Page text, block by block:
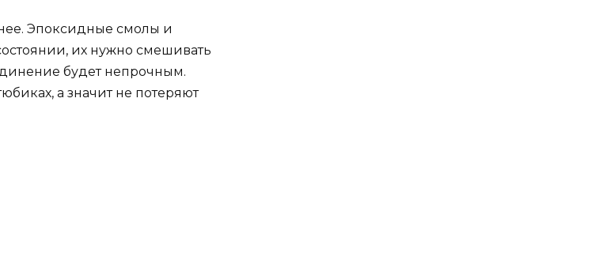
Эпоксидные смолы и
их нужно смешивать
будет непрочным.
а значит не потеряют